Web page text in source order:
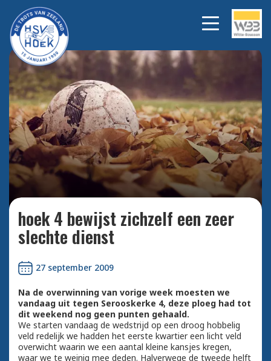
Bekijk alle foto's
hoek 4 bewijst zichzelf een zeer
slechte dienst
27 september 2009
Na de overwinning van vorige week moesten we
vandaag uit tegen Serooskerke 4, deze ploeg had tot
dit weekend nog geen punten gehaald.
We starten vandaag de wedstrijd op een droog hobbelig
veld redelijk we hadden het eerste kwartier een licht veld
overwicht waarin we een aantal kleine kansjes kregen,
waar we te weinig mee deden. Halverwege de tweede helft